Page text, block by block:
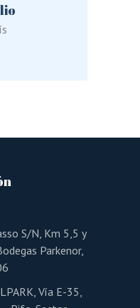
S/N, Km 5,5 y
Parkenor,
Vía E-35,